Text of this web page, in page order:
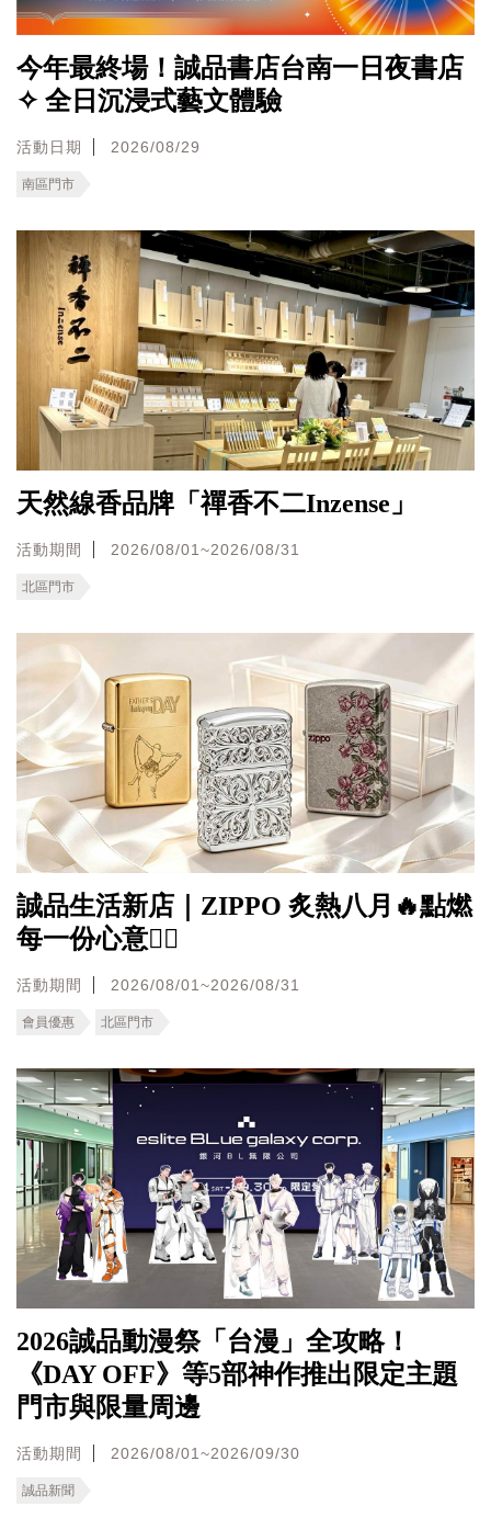
今年最終場！誠品書店台南一日夜書店
✧ 全日沉浸式藝文體驗
活動日期 2026/08/29
南區門市
天然線香品牌「禪香不二Inzense」
活動期間 2026/08/01~2026/08/31
北區門市
誠品生活新店｜ZIPPO 炙熱八月🔥點燃
每一份心意❤️‍🔥
活動期間 2026/08/01~2026/08/31
會員優惠 北區門市
2026誠品動漫祭「台漫」全攻略！
《DAY OFF》等5部神作推出限定主題
門市與限量周邊
活動期間 2026/08/01~2026/09/30
誠品新聞